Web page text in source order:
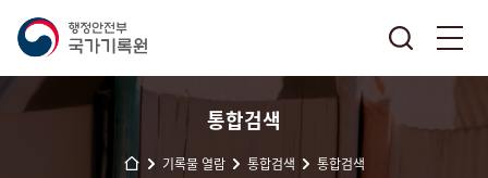
통합검색
기록물 열람 통합검색 통합검색